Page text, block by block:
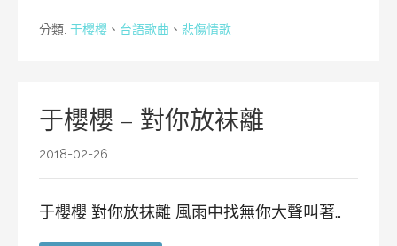
分類: 于櫻櫻 、 台語歌曲 、 悲傷情歌
于櫻櫻 – 對你放袜離
2018-02-26
于櫻櫻 對你放抹離 風雨中找無你大聲叫著…